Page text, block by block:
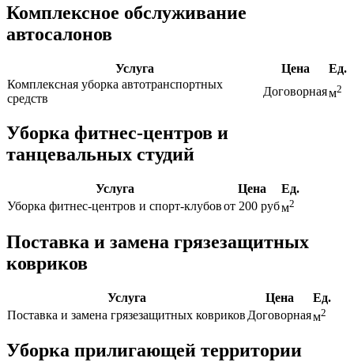
Комплексное обслуживание
автосалонов
Услуга Цена
Ед.
Комплексная уборка автотранспортных
средств
Договорнаям2
Уборка фитнес-центров и
танцевальных студий
Услуга Цена
Ед.
Уборка фитнес-центров и спорт-клубовот 200 рубм2
Поставка и замена грязезащитных
ковриков
Услуга Цена
Ед.
Поставка и замена грязезащитных ковриков Договорнаям2
Уборка прилигающей территории